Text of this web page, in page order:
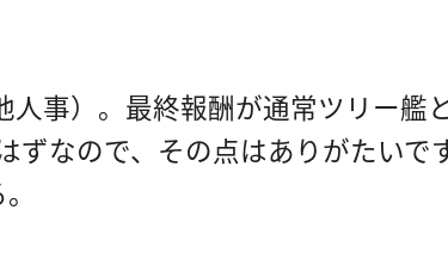
事）。最終報酬が通常ツリー艦
なので、その点はありがたいで